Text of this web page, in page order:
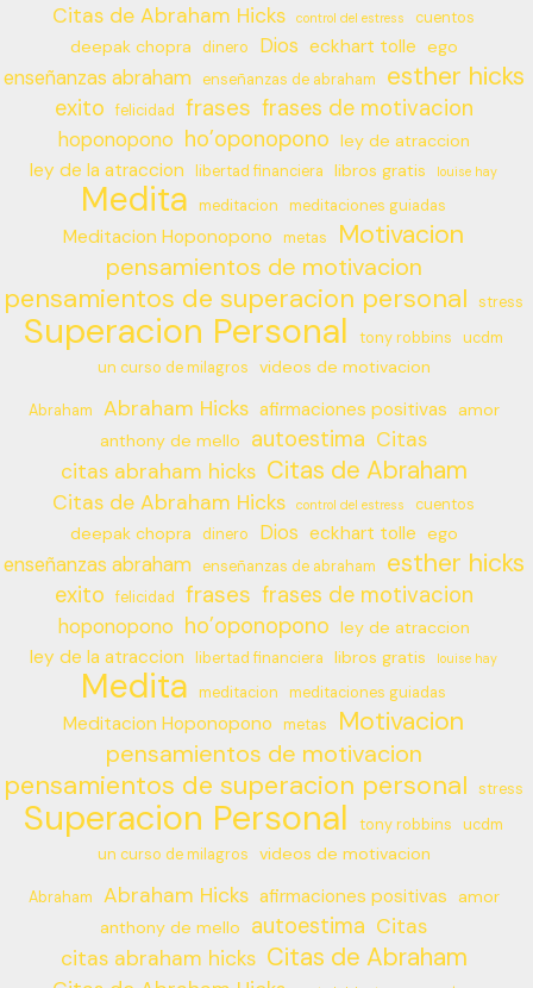
Citas de Abraham Hicks control del estress cuentos
deepak chopra dinero Dios eckhart tolle ego
enseñanzas abraham enseñanzas de abraham esther hicks
exito felicidad frases frases de motivacion
hoponopono ho’oponopono ley de atraccion
ley de la atraccion libertad financiera libros gratis louise hay
Medita meditacion meditaciones guiadas
Meditacion Hoponopono metas Motivacion
pensamientos de motivacion
pensamientos de superacion personal stress
Superacion Personal tony robbins
ucdm
un curso de milagros
videos de motivacion
Abraham Abraham Hicks afirmaciones positivas
amor
anthony de mello
autoestima Citas
citas abraham hicks Citas de Abraham
Citas de Abraham Hicks control del estress cuentos
deepak chopra dinero Dios eckhart tolle ego
enseñanzas abraham enseñanzas de abraham esther hicks
exito felicidad frases frases de motivacion
hoponopono ho’oponopono ley de atraccion
ley de la atraccion libertad financiera libros gratis louise hay
Medita meditacion meditaciones guiadas
Meditacion Hoponopono metas Motivacion
pensamientos de motivacion
pensamientos de superacion personal stress
Superacion Personal tony robbins
ucdm
un curso de milagros
videos de motivacion
Abraham Abraham Hicks afirmaciones positivas
amor
anthony de mello
autoestima Citas
citas abraham hicks Citas de Abraham